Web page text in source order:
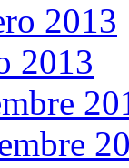
2013
2013